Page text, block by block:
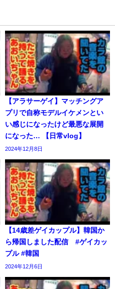
【アラサーゲイ】マッチングア
プリで自称モデルイケメンとい
い感じになったけど最悪な展開
になった… 【日常vlog】
2024年12月8日
【14歳差ゲイカップル】韓国か
ら帰国しました配信 #ゲイカッ
プル #韓国
2024年12月6日